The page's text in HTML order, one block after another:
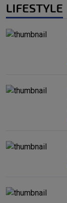
LIFESTYLE